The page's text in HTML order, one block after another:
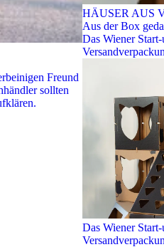
Freund
sollten
HÄUSER AUS
Aus der Box
Das Wiener
Das Wiener